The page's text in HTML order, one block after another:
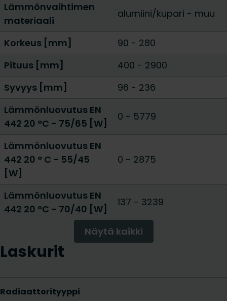
Lämmönvaihtimen
materiaali
alumiini/kupari - muu
Korkeus [mm] 90 - 280
Pituus [mm]
400 - 2900
Syvyys [mm]
96 - 236
Lämmönluovutus EN
442 20 °C - 75/65 [W]
0 - 5779
Lämmönluovutus EN
442 20 ° C - 55/45
[W]
0 - 2875
Lämmönluovutus EN
442 20 °C - 70/40 [W]
137 - 3239
Näytä kaikki
Laskurit